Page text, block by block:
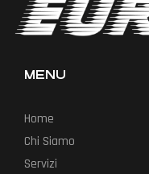
MENU
Home
Chi Siamo
Servizi